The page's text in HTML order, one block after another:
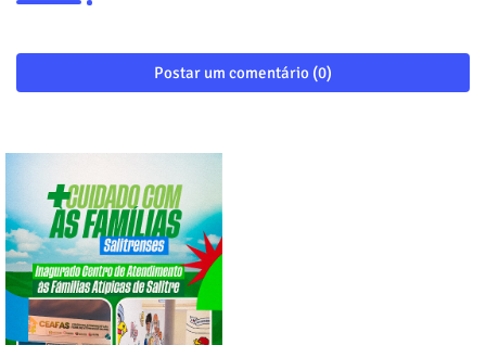
Postar um comentário (0)